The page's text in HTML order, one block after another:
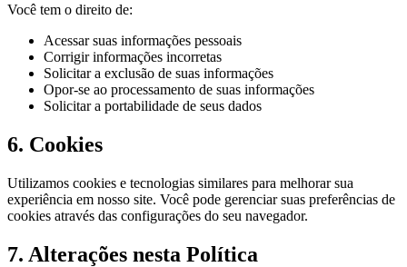
Você tem o direito de:
Acessar suas informações pessoais
Corrigir informações incorretas
Solicitar a exclusão de suas informações
Opor-se ao processamento de suas informações
Solicitar a portabilidade de seus dados
6. Cookies
Utilizamos cookies e tecnologias similares para melhorar sua
experiência em nosso site. Você pode gerenciar suas preferências de
cookies através das configurações do seu navegador.
7. Alterações nesta Política